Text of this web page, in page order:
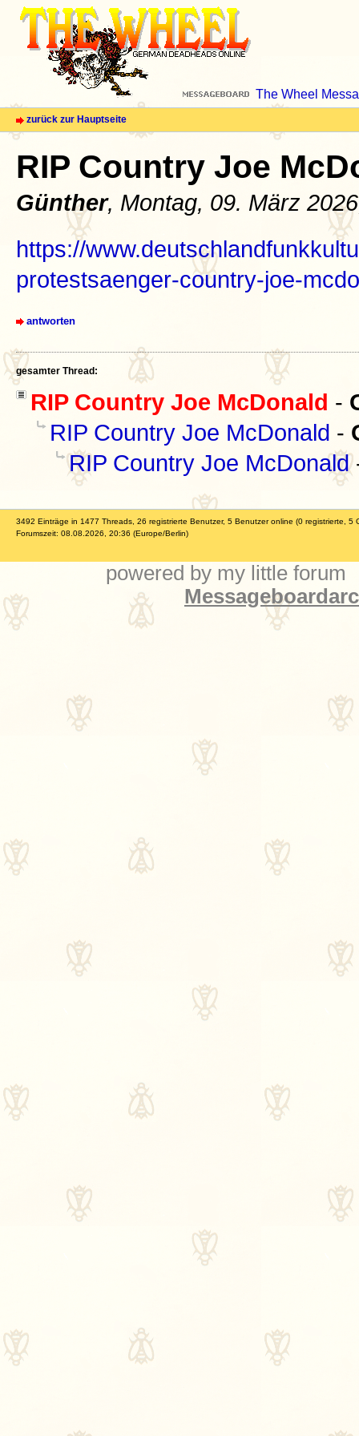
The Wheel
zurück zur Hauptseite
RIP Country Joe
Günther, Montag, 09. März
https://
protestsaenger-country-joe-
antworten
gesamter Thread:
RIP Country Joe McDonald -
RIP Country Joe McDonald -
RIP Country Joe McDonald
3492 Einträge in 1477 Threads, 26 registrierte Benutzer, 5 Benutzer online (0 registrierte, 5
Forumszeit: 08.08.2026, 20:36 (Europe/Berlin)
powered by my little forum